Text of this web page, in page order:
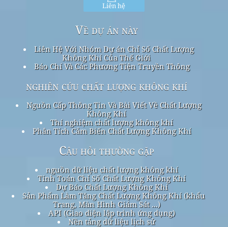
Liên hệ
Về dự án này
Liên Hệ Với Nhóm Dự án Chỉ Số Chất Lượng
Không Khí Của Thế Giới
Báo Chí Và Các Phương Tiện Truyền Thông
nghiên cứu chất lượng không khí
Nguồn Cấp Thông Tin Và Bài Viết Về Chất Lượng
Không Khí
Thí nghiệm chất lượng không khí
Phân Tích Cảm Biến Chất Lượng Không Khí
Câu hỏi thường gặp
nguồn dữ liệu chất lượng không khí
Tính Toán Chỉ Số Chất Lượng Không Khí
Dự Báo Chất Lượng Không Khí
Sản Phẩm Làm Tăng Chất Lượng Không Khí (khẩu
Trang, Màn Hình Giám Sát ...)
API (Giao diện lập trình ứng dụng)
Nền tảng dữ liệu lịch sử